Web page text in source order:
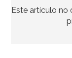
Este artículo no